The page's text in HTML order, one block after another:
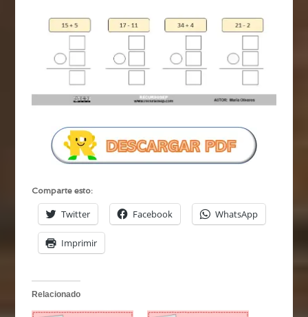
Comparte esto:
Twitter Facebook WhatsApp
Imprimir
Relacionado